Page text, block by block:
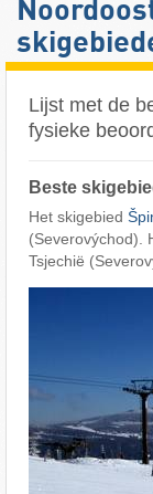
Lijst met de
fysieke
Beste
Het skigebied
(Severovýchod).
Tsjechië